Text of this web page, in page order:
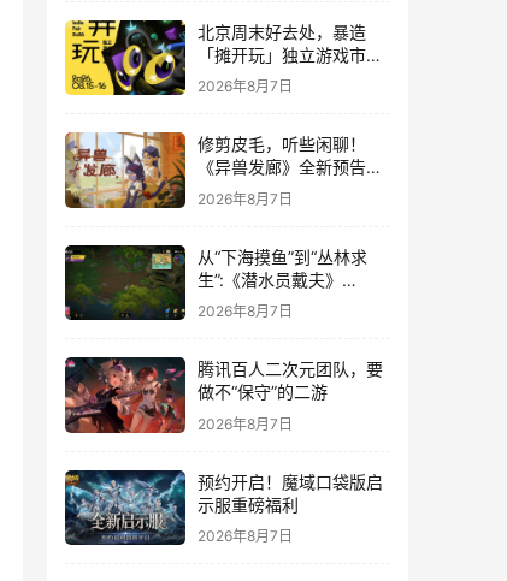
北京周末好去处，暴造
「摊开玩」独立游戏市集
正式开票！
2026年8月7日
修剪皮毛，听些闲聊！
《异兽发廊》全新预告与
Steam免费试玩公开
2026年8月7日
从“下海摸鱼”到“丛林求
生”:《潜水员戴夫》
DLC《丛林》移动端定档
2026年8月7日
腾讯百人二次元团队，要
做不“保守”的二游
2026年8月7日
预约开启！魔域口袋版启
示服重磅福利
2026年8月7日